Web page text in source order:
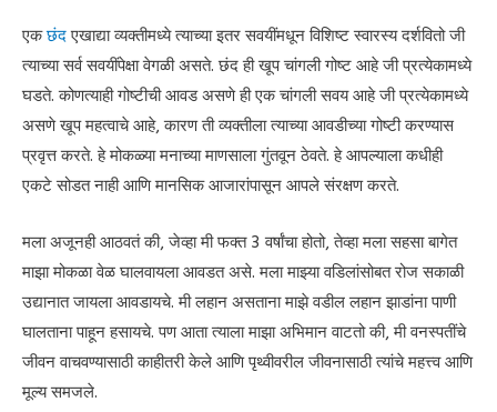
एकछंदएखाद्या व्यक्तीमध्ये त्याच्या इतर सवयींमधून विशिष्ट स्वारस्य दर्शवितो जी
त्याच्या सर्व सवयींपेक्षा वेगळी असते. छंद ही खूप चांगली गोष्ट आहे जी प्रत्येकामध्ये
घडते. कोणत्याही गोष्टीची आवड असणे ही एक चांगली सवय आहे जी प्रत्येकामध्ये
असणे खूप महत्वाचे आहे, कारण ती व्यक्तीला त्याच्या आवडीच्या गोष्टी करण्यास
प्रवृत्त करते. हे मोकळ्या मनाच्या माणसाला गुंतवून ठेवते. हे आपल्याला कधीही
एकटे सोडत नाही आणि मानसिक आजारांपासून आपले संरक्षण करते.
मला अजूनही आठवतं की, जेव्हा मी फक्त 3 वर्षांचा होतो, तेव्हा मला सहसा बागेत
माझा मोकळा वेळ घालवायला आवडत असे. मला माझ्या वडिलांसोबत रोज सकाळी
उद्यानात जायला आवडायचे. मी लहान असताना माझे वडील लहान झाडांना पाणी
घालताना पाहून हसायचे. पण आता त्याला माझा अभिमान वाटतो की, मी वनस्पतींचे
जीवन वाचवण्यासाठी काहीतरी केले आणि पृथ्वीवरील जीवनासाठी त्यांचे महत्त्व आणि
मूल्य समजले.